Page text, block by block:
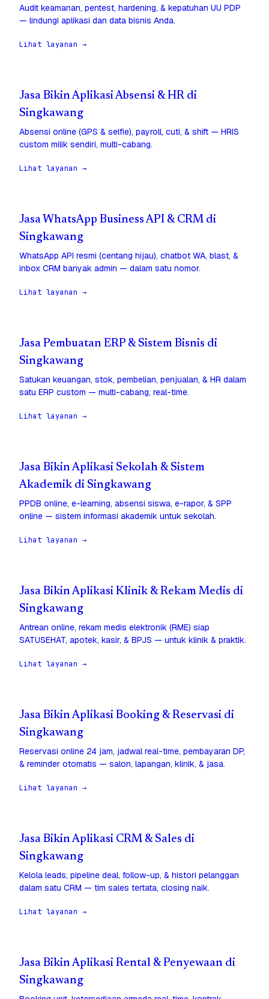
Audit keamanan, pentest, hardening, & kepatuhan UU PDP
— lindungi aplikasi dan data bisnis Anda.
Lihat layanan →
Jasa Bikin Aplikasi Absensi & HR di
Singkawang
Absensi online (GPS & selfie), payroll, cuti, & shift — HRIS
custom milik sendiri, multi-cabang.
Lihat layanan →
Jasa WhatsApp Business API & CRM di
Singkawang
WhatsApp API resmi (centang hijau), chatbot WA, blast, &
inbox CRM banyak admin — dalam satu nomor.
Lihat layanan →
Jasa Pembuatan ERP & Sistem Bisnis di
Singkawang
Satukan keuangan, stok, pembelian, penjualan, & HR dalam
satu ERP custom — multi-cabang, real-time.
Lihat layanan →
Jasa Bikin Aplikasi Sekolah & Sistem
Akademik di Singkawang
PPDB online, e-learning, absensi siswa, e-rapor, & SPP
online — sistem informasi akademik untuk sekolah.
Lihat layanan →
Jasa Bikin Aplikasi Klinik & Rekam Medis di
Singkawang
Antrean online, rekam medis elektronik (RME) siap
SATUSEHAT, apotek, kasir, & BPJS — untuk klinik & praktik.
Lihat layanan →
Jasa Bikin Aplikasi Booking & Reservasi di
Singkawang
Reservasi online 24 jam, jadwal real-time, pembayaran DP,
& reminder otomatis — salon, lapangan, klinik, & jasa.
Lihat layanan →
Jasa Bikin Aplikasi CRM & Sales di
Singkawang
Kelola leads, pipeline deal, follow-up, & histori pelanggan
dalam satu CRM — tim sales tertata, closing naik.
Lihat layanan →
Jasa Bikin Aplikasi Rental & Penyewaan di
Singkawang